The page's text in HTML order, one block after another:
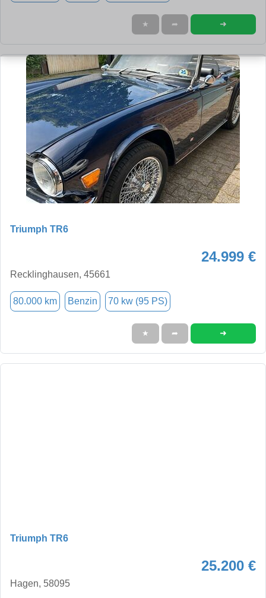
★ ➦ ➜
Triumph TR6
24.999 €
Recklinghausen, 45661
80.000 km Benzin 70 kw (95 PS)
★ ➦ ➜
Triumph TR6
25.200 €
Hagen, 58095